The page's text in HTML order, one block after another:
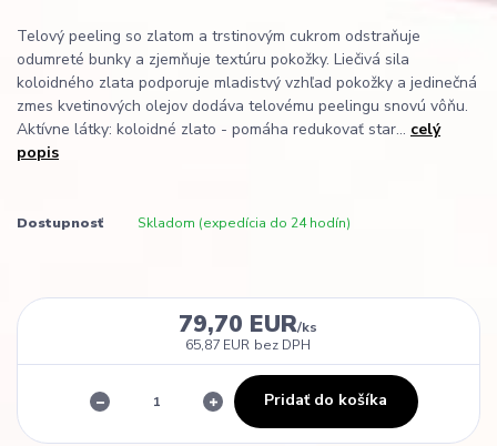
Telový peeling so zlatom a trstinovým cukrom odstraňuje
odumreté bunky a zjemňuje textúru pokožky. Liečivá sila
koloidného zlata podporuje mladistvý vzhľad pokožky a jedinečná
zmes kvetinových olejov dodáva telovému peelingu snovú vôňu.
Aktívne látky: koloidné zlato - pomáha redukovať star... celý
popis
Dostupnosť Skladom (expedícia do 24 hodín)
79,70 EUR/ks
65,87 EUR bez DPH
Pridať do košíka